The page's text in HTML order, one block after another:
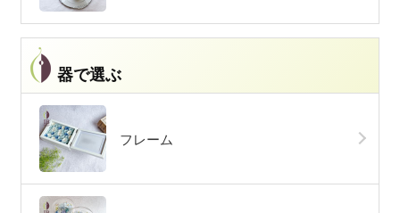
器で選ぶ
フレーム